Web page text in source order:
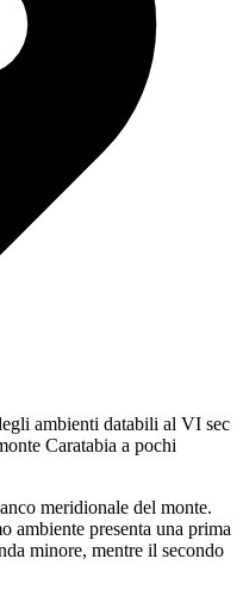
ambienti databili al VI sec
Caratabia a pochi
meridionale del monte.
ambiente presenta una prima
minore, mentre il secondo